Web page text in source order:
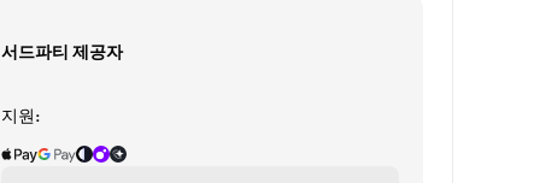
서드파티 제공자
지원: